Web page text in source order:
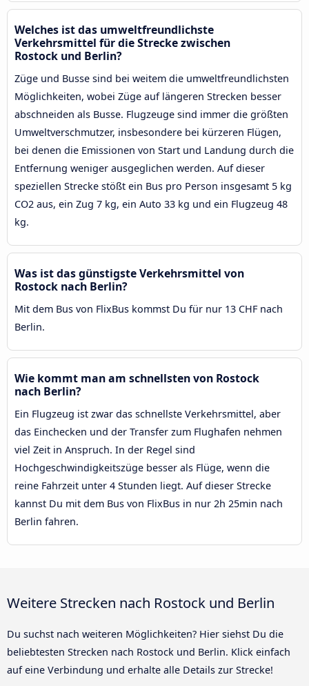
Welches ist das umweltfreundlichste
Verkehrsmittel für die Strecke zwischen
Rostock und Berlin?
Züge und Busse sind bei weitem die umweltfreundlichsten
Möglichkeiten, wobei Züge auf längeren Strecken besser
abschneiden als Busse. Flugzeuge sind immer die größten
Umweltverschmutzer, insbesondere bei kürzeren Flügen,
bei denen die Emissionen von Start und Landung durch die
Entfernung weniger ausgeglichen werden. Auf dieser
speziellen Strecke stößt ein Bus pro Person insgesamt 5 kg
CO2 aus, ein Zug 7 kg, ein Auto 33 kg und ein Flugzeug 48
kg.
Was ist das günstigste Verkehrsmittel von
Rostock nach Berlin?
Mit dem Bus von FlixBus kommst Du für nur 13 CHF nach
Berlin.
Wie kommt man am schnellsten von Rostock
nach Berlin?
Ein Flugzeug ist zwar das schnellste Verkehrsmittel, aber
das Einchecken und der Transfer zum Flughafen nehmen
viel Zeit in Anspruch. In der Regel sind
Hochgeschwindigkeitszüge besser als Flüge, wenn die
reine Fahrzeit unter 4 Stunden liegt. Auf dieser Strecke
kannst Du mit dem Bus von FlixBus in nur 2h 25min nach
Berlin fahren.
Weitere Strecken nach Rostock und Berlin
Du suchst nach weiteren Möglichkeiten? Hier siehst Du die
beliebtesten Strecken nach Rostock und Berlin. Klick einfach
auf eine Verbindung und erhalte alle Details zur Strecke!